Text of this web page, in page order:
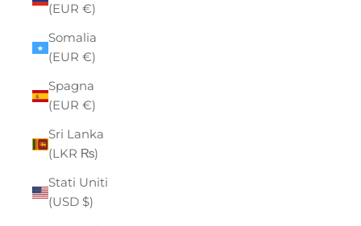
(EUR €)
Somalia
(EUR €)
Spagna
(EUR €)
Sri Lanka
(LKR ₨)
Stati Uniti
(USD $)